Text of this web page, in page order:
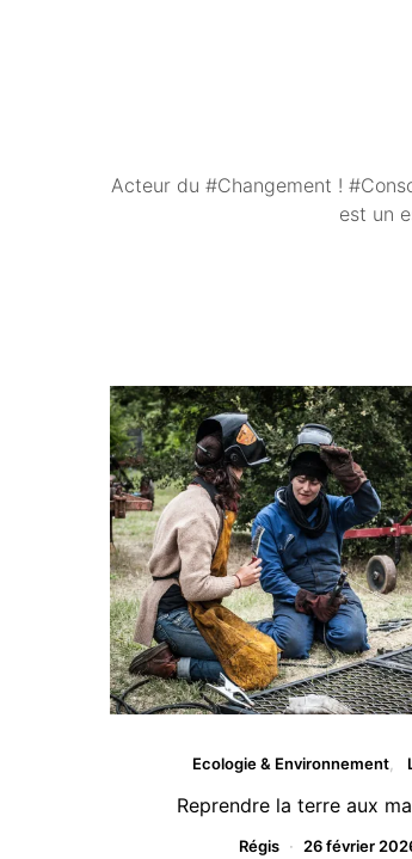
Acteur du #Changement !
est un
Ecologie & Environnement
Reprendre la terre aux
Régis 26 février